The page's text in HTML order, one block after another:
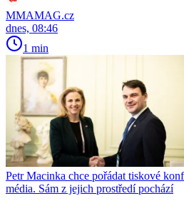
MMAMAG.cz
dnes, 08:46
1 min
Petr Macinka chce pořádat tiskové
média. Sám z jejich prostředí pochází